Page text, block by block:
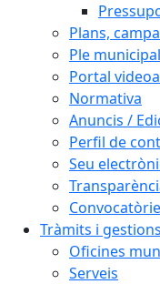
Plans,
Ple municipal
Portal
Normativa
Anuncis /
Perfil de
Seu
Tràmits i gestions
Oficines
Serveis